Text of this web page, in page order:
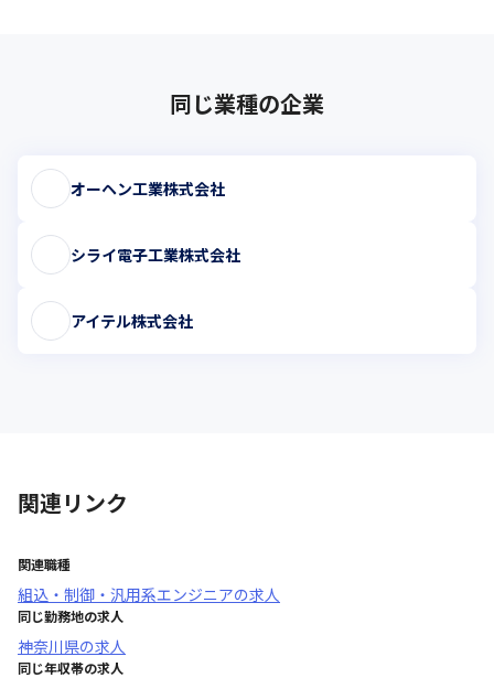
同じ業種の企業
オーヘン工業株式会社
シライ電子工業株式会社
アイテル株式会社
関連リンク
関連職種
組込・制御・汎用系エンジニアの求人
同じ勤務地の求人
神奈川県の求人
同じ年収帯の求人